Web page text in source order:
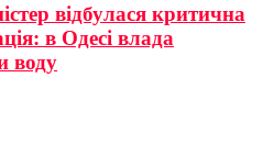
відбулася критична
в Одесі влада
воду